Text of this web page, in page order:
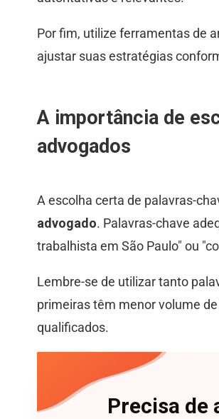
Por fim, utilize ferramentas de
ajustar suas estratégias
A importância de
advogados
A escolha certa de palavras-
advogado. Palavras-chave
trabalhista em São Paulo" ou
Lembre-se de utilizar tanto
primeiras têm menor volume
qualificados.
Precisa de